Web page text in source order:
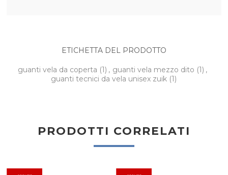
ETICHETTA DEL PRODOTTO
guanti vela da coperta (1) , guanti vela mezzo dito (1) ,
guanti tecnici da vela unisex zuik (1)
PRODOTTI CORRELATI